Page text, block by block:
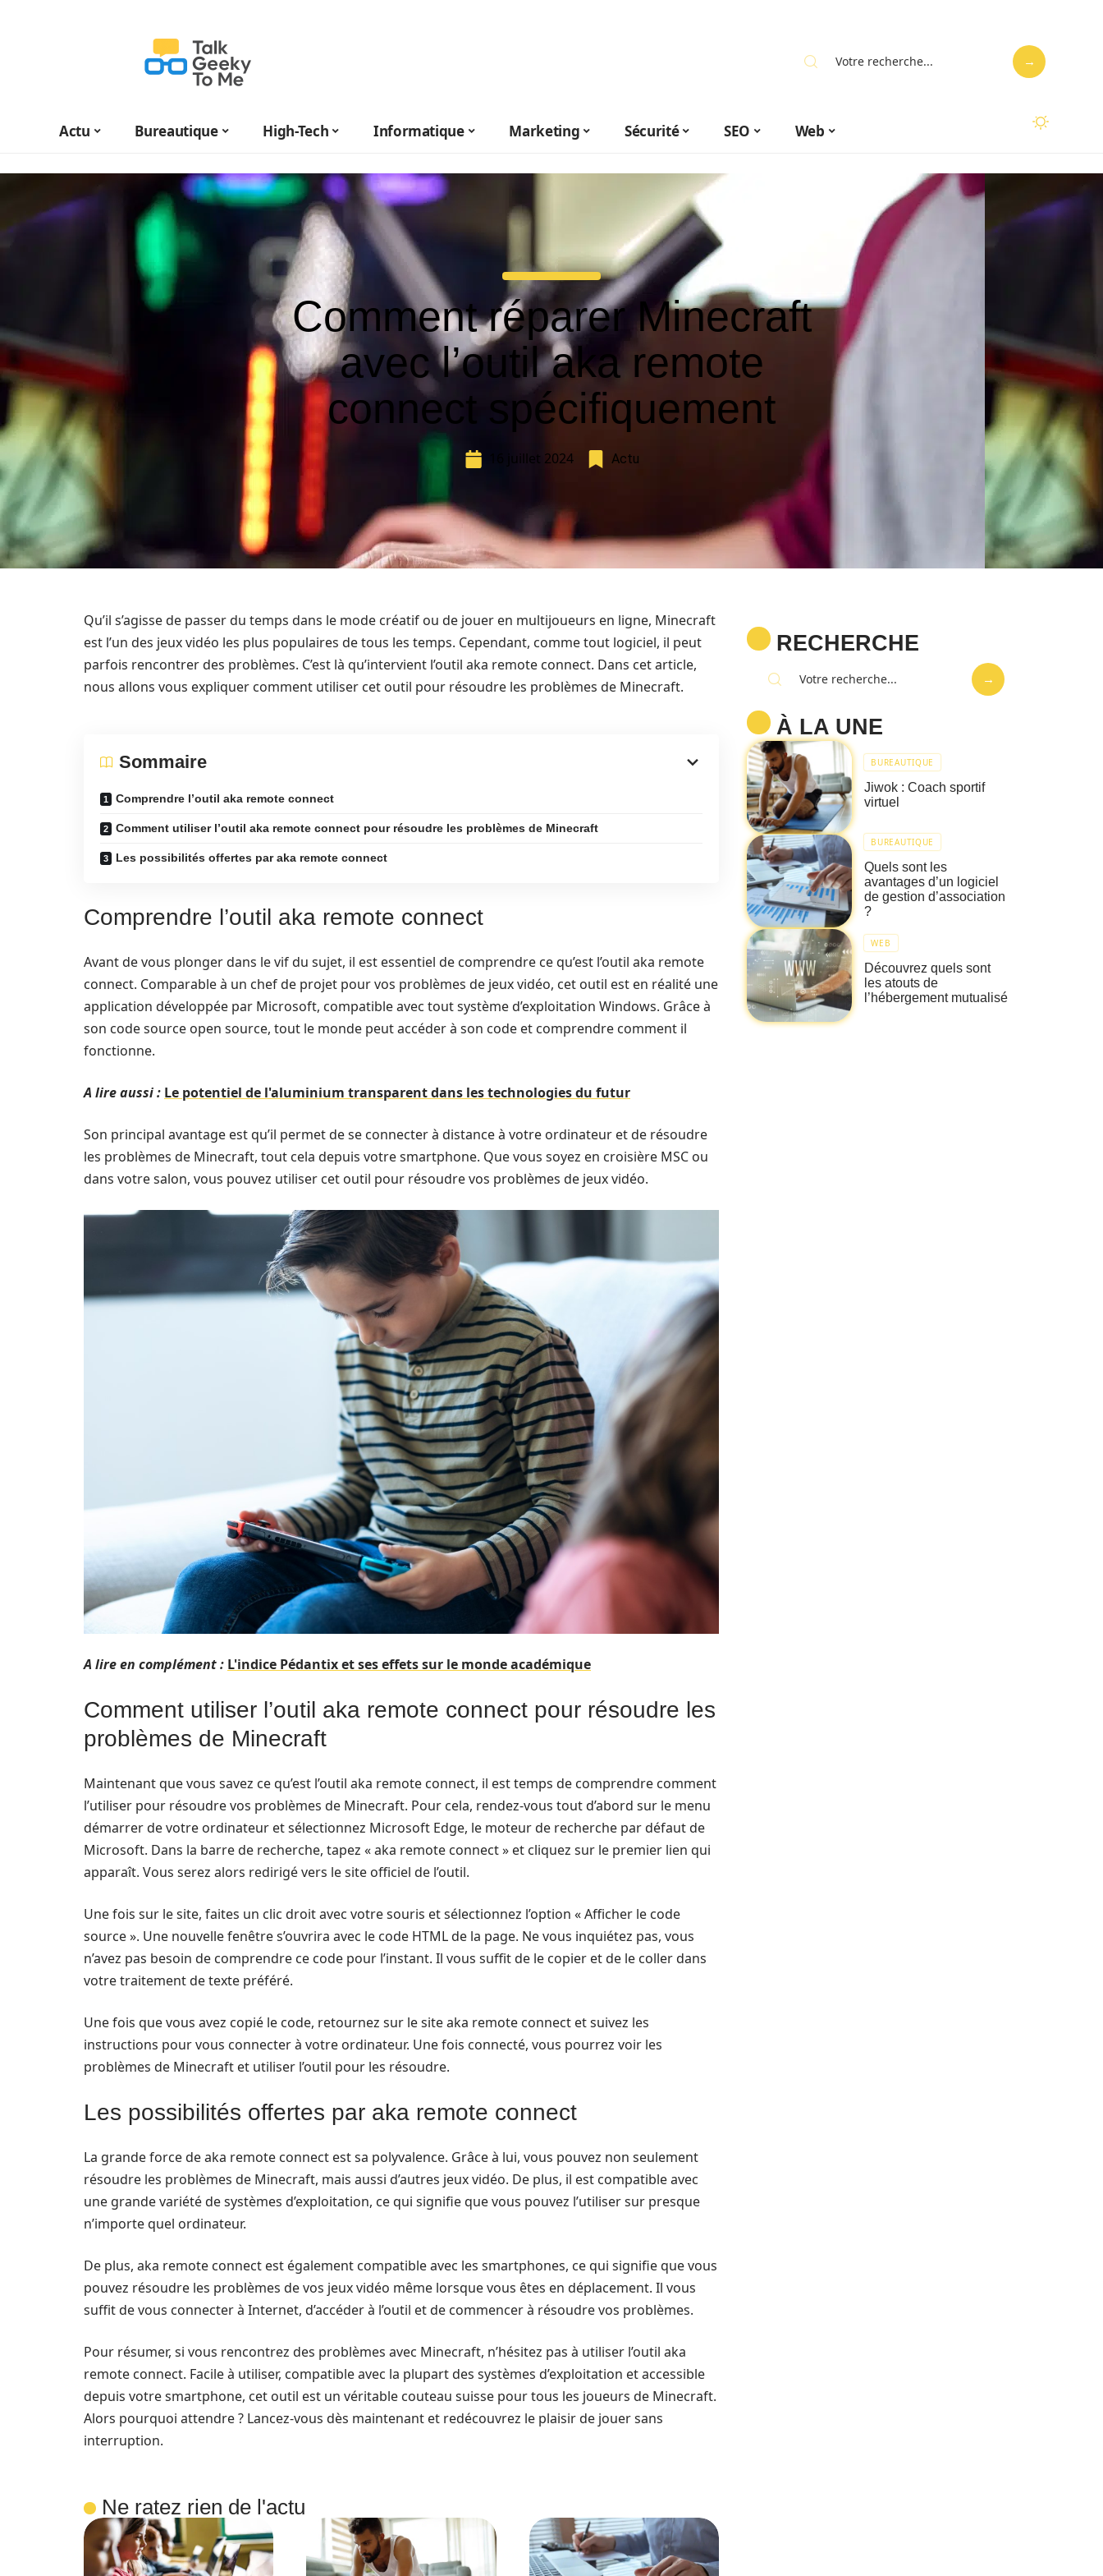
Actu Bureautique High-Tech Informatique Marketing Sécurité SEO Web
Comment réparer Minecraft
avec l’outil aka remote
connect spécifiquement
16 juillet 2024 Actu
Qu’il s’agisse de passer du temps dans le mode créatif ou de jouer en multijoueurs en ligne, Minecraft
est l’un des jeux vidéo les plus populaires de tous les temps. Cependant, comme tout logiciel, il peut
parfois rencontrer des problèmes. C’est là qu’intervient l’outil aka remote connect. Dans cet article,
nous allons vous expliquer comment utiliser cet outil pour résoudre les problèmes de Minecraft.
Sommaire
Comprendre l’outil aka remote connect
Comment utiliser l’outil aka remote connect pour résoudre les problèmes de Minecraft
Les possibilités offertes par aka remote connect
Comprendre l’outil aka remote connect
Avant de vous plonger dans le vif du sujet, il est essentiel de comprendre ce qu’est l’outil aka remote
connect. Comparable à un chef de projet pour vos problèmes de jeux vidéo, cet outil est en réalité une
application développée par Microsoft, compatible avec tout système d’exploitation Windows. Grâce à
son code source open source, tout le monde peut accéder à son code et comprendre comment il
fonctionne.
A lire aussi : Le potentiel de l'aluminium transparent dans les technologies du futur
Son principal avantage est qu’il permet de se connecter à distance à votre ordinateur et de résoudre
les problèmes de Minecraft, tout cela depuis votre smartphone. Que vous soyez en croisière MSC ou
dans votre salon, vous pouvez utiliser cet outil pour résoudre vos problèmes de jeux vidéo.
A lire en complément : L'indice Pédantix et ses effets sur le monde académique
Comment utiliser l’outil aka remote connect pour résoudre les
problèmes de Minecraft
Maintenant que vous savez ce qu’est l’outil aka remote connect, il est temps de comprendre comment
l’utiliser pour résoudre vos problèmes de Minecraft. Pour cela, rendez-vous tout d’abord sur le menu
démarrer de votre ordinateur et sélectionnez Microsoft Edge, le moteur de recherche par défaut de
Microsoft. Dans la barre de recherche, tapez « aka remote connect » et cliquez sur le premier lien qui
apparaît. Vous serez alors redirigé vers le site officiel de l’outil.
Une fois sur le site, faites un clic droit avec votre souris et sélectionnez l’option « Afficher le code
source ». Une nouvelle fenêtre s’ouvrira avec le code HTML de la page. Ne vous inquiétez pas, vous
n’avez pas besoin de comprendre ce code pour l’instant. Il vous suffit de le copier et de le coller dans
votre traitement de texte préféré.
Une fois que vous avez copié le code, retournez sur le site aka remote connect et suivez les
instructions pour vous connecter à votre ordinateur. Une fois connecté, vous pourrez voir les
problèmes de Minecraft et utiliser l’outil pour les résoudre.
Les possibilités offertes par aka remote connect
La grande force de aka remote connect est sa polyvalence. Grâce à lui, vous pouvez non seulement
résoudre les problèmes de Minecraft, mais aussi d’autres jeux vidéo. De plus, il est compatible avec
une grande variété de systèmes d’exploitation, ce qui signifie que vous pouvez l’utiliser sur presque
n’importe quel ordinateur.
De plus, aka remote connect est également compatible avec les smartphones, ce qui signifie que vous
pouvez résoudre les problèmes de vos jeux vidéo même lorsque vous êtes en déplacement. Il vous
suffit de vous connecter à Internet, d’accéder à l’outil et de commencer à résoudre vos problèmes.
Pour résumer, si vous rencontrez des problèmes avec Minecraft, n’hésitez pas à utiliser l’outil aka
remote connect. Facile à utiliser, compatible avec la plupart des systèmes d’exploitation et accessible
depuis votre smartphone, cet outil est un véritable couteau suisse pour tous les joueurs de Minecraft.
Alors pourquoi attendre ? Lancez-vous dès maintenant et redécouvrez le plaisir de jouer sans
interruption.
Ne ratez rien de l'actu
RECHERCHE
À LA UNE
BUREAUTIQUE
Jiwok : Coach sportif
virtuel
BUREAUTIQUE
Quels sont les
avantages d’un logiciel
de gestion d’association
?
WEB
Découvrez quels sont
les atouts de
l’hébergement mutualisé